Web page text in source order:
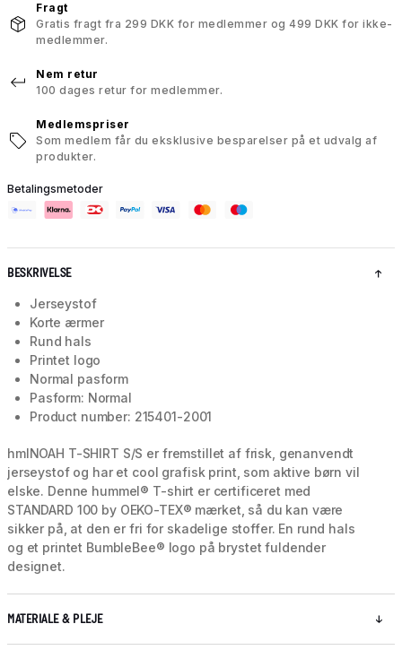
Fragt
Gratis fragt fra 299 DKK for medlemmer og 499 DKK for ikke-
medlemmer.
Nem retur
100 dages retur for medlemmer.
Medlemspriser
Som medlem får du eksklusive besparelser på et udvalg af
produkter.
Betalingsmetoder
BESKRIVELSE
Jerseystof
Korte ærmer
Rund hals
Printet logo
Normal pasform
Pasform: Normal
Product number: 215401-2001
hmlNOAH T-SHIRT S/S er fremstillet af frisk, genanvendt
jerseystof og har et cool grafisk print, som aktive børn vil
elske. Denne hummel® T-shirt er certificeret med
STANDARD 100 by OEKO-TEX® mærket, så du kan være
sikker på, at den er fri for skadelige stoffer. En rund hals
og et printet BumbleBee® logo på brystet fuldender
designet.
MATERIALE & PLEJE